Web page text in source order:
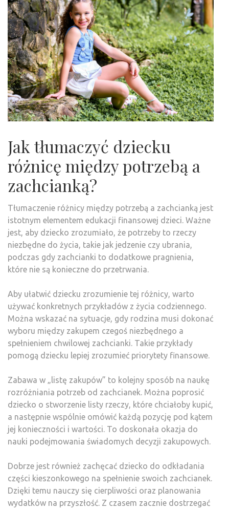
Jak tłumaczyć dziecku
różnicę między potrzebą a
zachcianką?
Tłumaczenie różnicy między potrzebą a zachcianką jest
istotnym elementem edukacji finansowej dzieci. Ważne
jest, aby dziecko zrozumiało, że potrzeby to rzeczy
niezbędne do życia, takie jak jedzenie czy ubrania,
podczas gdy zachcianki to dodatkowe pragnienia,
które nie są konieczne do przetrwania.
Aby ułatwić dziecku zrozumienie tej różnicy, warto
używać konkretnych przykładów z życia codziennego.
Można wskazać na sytuacje, gdy rodzina musi dokonać
wyboru między zakupem czegoś niezbędnego a
spełnieniem chwilowej zachcianki. Takie przykłady
pomogą dziecku lepiej zrozumieć priorytety finansowe.
Zabawa w „listę zakupów” to kolejny sposób na naukę
rozróżniania potrzeb od zachcianek. Można poprosić
dziecko o stworzenie listy rzeczy, które chciałoby kupić,
a następnie wspólnie omówić każdą pozycję pod kątem
jej konieczności i wartości. To doskonała okazja do
nauki podejmowania świadomych decyzji zakupowych.
Dobrze jest również zachęcać dziecko do odkładania
części kieszonkowego na spełnienie swoich zachcianek.
Dzięki temu nauczy się cierpliwości oraz planowania
wydatków na przyszłość. Z czasem zacznie dostrzegać